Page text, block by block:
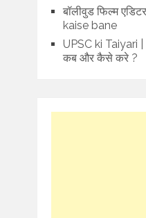
बॉलीवुड फिल्म
kaise bane
UPSC ki Taiyari |
कब और कैसे करे ?